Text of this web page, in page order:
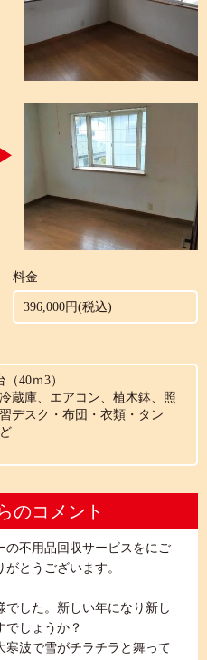
料金
396,000円(税込)
40ｍ3）
蔵庫、エアコン、植木鉢、照
デスク・布団・衣類・タン
のコメント
の不用品回収サービスをにご
とうございます。
した。新しい年になり新し
でしょうか？
寒波で雪がチラチラと舞って